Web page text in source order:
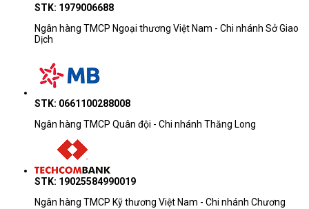
STK: 1979006688
Ngân hàng TMCP Ngoại thương Việt Nam - Chi nhánh Sở Giao
Dịch
STK: 0661100288008
Ngân hàng TMCP Quân đội - Chi nhánh Thăng Long
STK: 19025584990019
Ngân hàng TMCP Kỹ thương Việt Nam - Chi nhánh Chương